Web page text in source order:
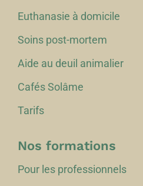
Euthanasie à domicile
Soins post-mortem
Aide au deuil animalier
Cafés Solâme
Tarifs
Nos formations
Pour les professionnels